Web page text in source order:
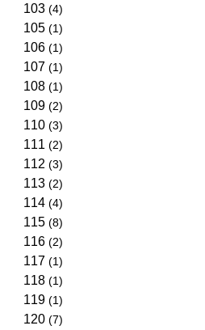
103(4)
105(1)
106(1)
107(1)
108(1)
109(2)
110(3)
111(2)
112(3)
113(2)
114(4)
115(8)
116(2)
117(1)
118(1)
119(1)
120(7)